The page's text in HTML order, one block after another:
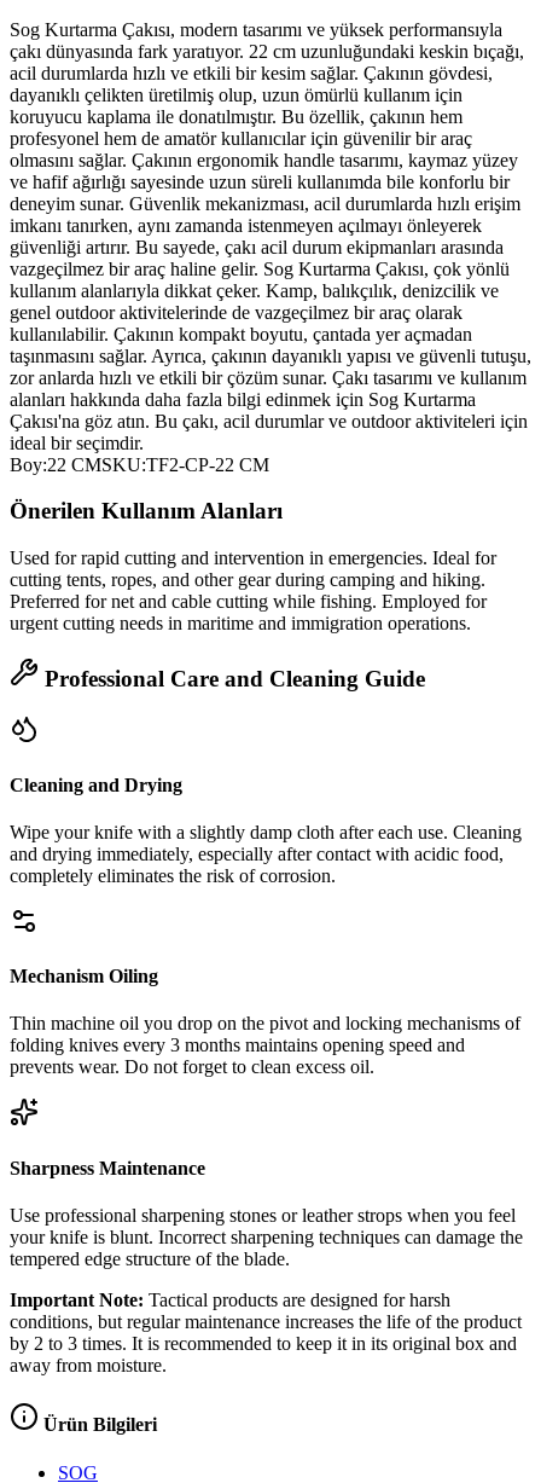
Sog Kurtarma Çakısı, modern tasarımı ve yüksek performansıyla
çakı dünyasında fark yaratıyor. 22 cm uzunluğundaki keskin bıçağı,
acil durumlarda hızlı ve etkili bir kesim sağlar. Çakının gövdesi,
dayanıklı çelikten üretilmiş olup, uzun ömürlü kullanım için
koruyucu kaplama ile donatılmıştır. Bu özellik, çakının hem
profesyonel hem de amatör kullanıcılar için güvenilir bir araç
olmasını sağlar. Çakının ergonomik handle tasarımı, kaymaz yüzey
ve hafif ağırlığı sayesinde uzun süreli kullanımda bile konforlu bir
deneyim sunar. Güvenlik mekanizması, acil durumlarda hızlı erişim
imkanı tanırken, aynı zamanda istenmeyen açılmayı önleyerek
güvenliği artırır. Bu sayede, çakı acil durum ekipmanları arasında
vazgeçilmez bir araç haline gelir. Sog Kurtarma Çakısı, çok yönlü
kullanım alanlarıyla dikkat çeker. Kamp, balıkçılık, denizcilik ve
genel outdoor aktivitelerinde de vazgeçilmez bir araç olarak
kullanılabilir. Çakının kompakt boyutu, çantada yer açmadan
taşınmasını sağlar. Ayrıca, çakının dayanıklı yapısı ve güvenli tutuşu,
zor anlarda hızlı ve etkili bir çözüm sunar. Çakı tasarımı ve kullanım
alanları hakkında daha fazla bilgi edinmek için Sog Kurtarma
Çakısı'na göz atın. Bu çakı, acil durumlar ve outdoor aktiviteleri için
ideal bir seçimdir.
Boy:22 CMSKU:TF2-CP-22 CM
Önerilen Kullanım Alanları
Used for rapid cutting and intervention in emergencies. Ideal for
cutting tents, ropes, and other gear during camping and hiking.
Preferred for net and cable cutting while fishing. Employed for
urgent cutting needs in maritime and immigration operations.
Professional Care and Cleaning Guide
Cleaning and Drying
Wipe your knife with a slightly damp cloth after each use. Cleaning
and drying immediately, especially after contact with acidic food,
completely eliminates the risk of corrosion.
Mechanism Oiling
Thin machine oil you drop on the pivot and locking mechanisms of
folding knives every 3 months maintains opening speed and
prevents wear. Do not forget to clean excess oil.
Sharpness Maintenance
Use professional sharpening stones or leather strops when you feel
your knife is blunt. Incorrect sharpening techniques can damage the
tempered edge structure of the blade.
Important Note: Tactical products are designed for harsh
conditions, but regular maintenance increases the life of the product
by 2 to 3 times. It is recommended to keep it in its original box and
away from moisture.
Ürün Bilgileri
SOG